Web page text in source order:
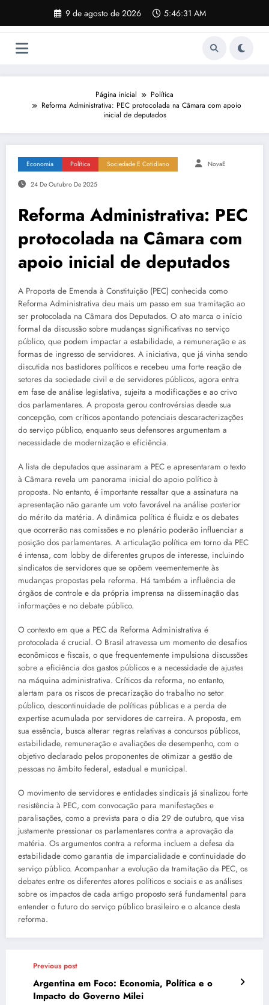
o
9 de agosto de 2026 5:46:32 AM
Página inicial
Política
Reforma Administrativa: PEC protocolada na Câmara com apoio
inicial de deputados
Economia Política Sociedade E Cotidiano NovaE
24 De Outubro De 2025
Reforma Administrativa: PEC
protocolada na Câmara com
apoio inicial de deputados
A Proposta de Emenda à Constituição (PEC) conhecida como
Reforma Administrativa deu mais um passo em sua tramitação ao
ser protocolada na Câmara dos Deputados. O ato marca o início
formal da discussão sobre mudanças significativas no serviço
público, que podem impactar a estabilidade, a remuneração e as
formas de ingresso de servidores. A iniciativa, que já vinha sendo
discutida nos bastidores políticos e recebeu uma forte reação de
setores da sociedade civil e de servidores públicos, agora entra
em fase de análise legislativa, sujeita a modificações e ao crivo
dos parlamentares. A proposta gerou controvérsias desde sua
concepção, com críticos apontando potenciais descaracterizações
do serviço público, enquanto seus defensores argumentam a
necessidade de modernização e eficiência.
A lista de deputados que assinaram a PEC e apresentaram o texto
à Câmara revela um panorama inicial do apoio político à
proposta. No entanto, é importante ressaltar que a assinatura na
apresentação não garante um voto favorável na análise posterior
do mérito da matéria. A dinâmica política é fluidz e os debates
que ocorrerão nas comissões e no plenário poderão influenciar a
posição dos parlamentares. A articulação política em torno da PEC
é intensa, com lobby de diferentes grupos de interesse, incluindo
sindicatos de servidores que se opõem veementemente às
mudanças propostas pela reforma. Há também a influência de
órgãos de controle e da própria imprensa na disseminação das
informações e no debate público.
O contexto em que a PEC da Reforma Administrativa é
protocolada é crucial. O Brasil atravessa um momento de desafios
econômicos e fiscais, o que frequentemente impulsiona discussões
sobre a eficiência dos gastos públicos e a necessidade de ajustes
na máquina administrativa. Críticos da reforma, no entanto,
alertam para os riscos de precarização do trabalho no setor
público, descontinuidade de políticas públicas e a perda de
expertise acumulada por servidores de carreira. A proposta, em
sua essência, busca alterar regras relativas a concursos públicos,
estabilidade, remuneração e avaliações de desempenho, com o
objetivo declarado pelos proponentes de otimizar a gestão de
pessoas no âmbito federal, estadual e municipal.
O movimento de servidores e entidades sindicais já sinalizou forte
resistência à PEC, com convocação para manifestações e
paralisações, como a prevista para o dia 29 de outubro, que visa
justamente pressionar os parlamentares contra a aprovação da
matéria. Os argumentos contra a reforma incluem a defesa da
estabilidade como garantia de imparcialidade e continuidade do
serviço público. Acompanhar a evolução da tramitação da PEC, os
debates entre os diferentes atores políticos e sociais e as análises
sobre os impactos de cada artigo proposto será fundamental para
entender o futuro do serviço público brasileiro e o alcance desta
reforma.
Previous post
Argentina em Foco: Economia, Política e o
Impacto do Governo Milei